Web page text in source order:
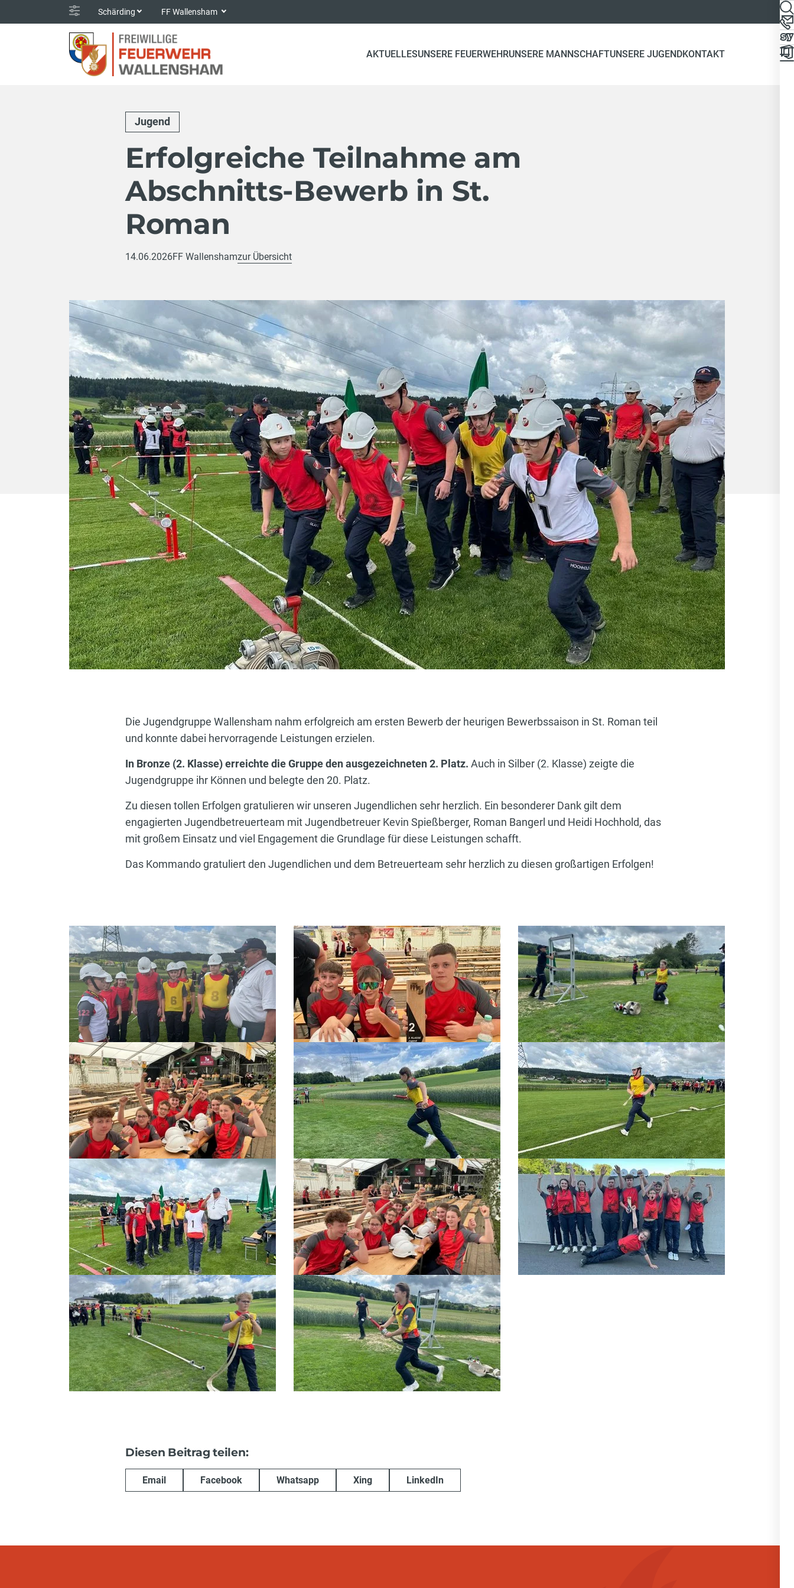
Schärding FF Wallensham
AKTUELLESUNSERE FEUERWEHRUNSERE MANNSCHAFTUNSERE JUGENDKONTAKT
Jugend
Erfolgreiche Teilnahme am
Abschnitts-Bewerb in St.
Roman
14.06.2026FF Wallenshamzur Übersicht
Die Jugendgruppe Wallensham nahm erfolgreich am ersten Bewerb der heurigen Bewerbssaison in St. Roman teil
und konnte dabei hervorragende Leistungen erzielen.
In Bronze (2. Klasse) erreichte die Gruppe den ausgezeichneten 2. Platz. Auch in Silber (2. Klasse) zeigte die
Jugendgruppe ihr Können und belegte den 20. Platz.
Zu diesen tollen Erfolgen gratulieren wir unseren Jugendlichen sehr herzlich. Ein besonderer Dank gilt dem
engagierten Jugendbetreuerteam mit Jugendbetreuer Kevin Spießberger, Roman Bangerl und Heidi Hochhold, das
mit großem Einsatz und viel Engagement die Grundlage für diese Leistungen schafft.
Das Kommando gratuliert den Jugendlichen und dem Betreuerteam sehr herzlich zu diesen großartigen Erfolgen!
Diesen Beitrag teilen:
Email Facebook Whatsapp Xing LinkedIn